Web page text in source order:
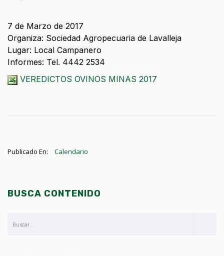
7 de Marzo de 2017
Organiza: Sociedad Agropecuaria de Lavalleja
Lugar: Local Campanero
Informes: Tel. 4442 2534
VEREDICTOS OVINOS MINAS 2017
Publicado En: Calendario
BUSCA CONTENIDO